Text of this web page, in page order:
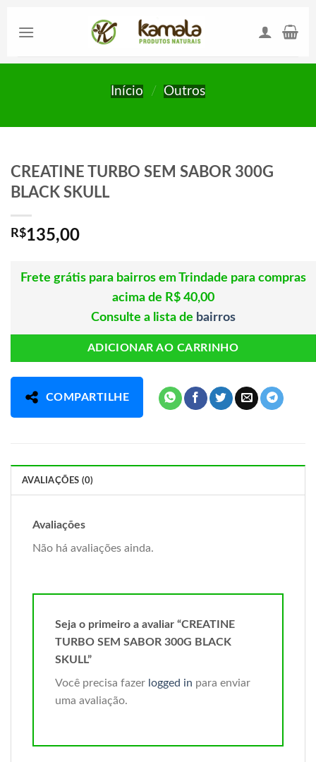
Início / Outros
CREATINE TURBO SEM SABOR 300G
BLACK SKULL
R$135,00
Frete grátis para bairros em Trindade para compras
acima de R$ 40,00
Consulte a lista de bairros
ADICIONAR AO CARRINHO
COMPARTILHE
AVALIAÇÕES (0)
Avaliações
Não há avaliações ainda.
Seja o primeiro a avaliar “CREATINE
TURBO SEM SABOR 300G BLACK
SKULL”
Você precisa fazer logged in para enviar
uma avaliação.